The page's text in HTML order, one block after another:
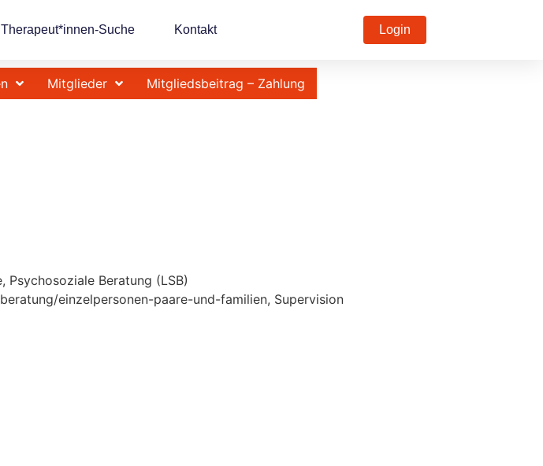
Therapeut*innen-Suche Kontakt Login
Mitglieder Mitgliedsbeitrag – Zahlung
Beratung (LSB)
einzelpersonen-paare-und-familien, Supervision